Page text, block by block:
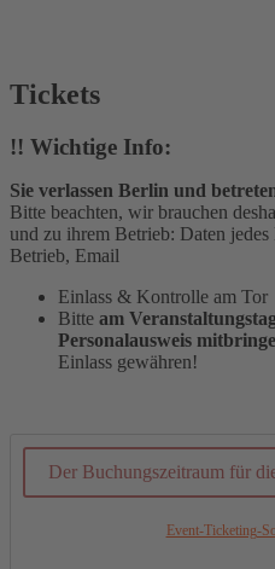
Tickets
!! Wichtige Info:
Sie verlassen Berlin und
Bitte beachten, wir brauchen
und zu ihrem Betrieb: Daten
Betrieb, Email
Einlass & Kontrolle am Tor
Bitte am
Personalausweis
Einlass gewähren!
Der Buchungszeitraum für
Event-Ticketing-